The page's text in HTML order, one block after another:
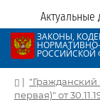
Актуальные
ЗАКОНЫ,
РОССИЙСКОЙ
| "Гражданский
первая)" от